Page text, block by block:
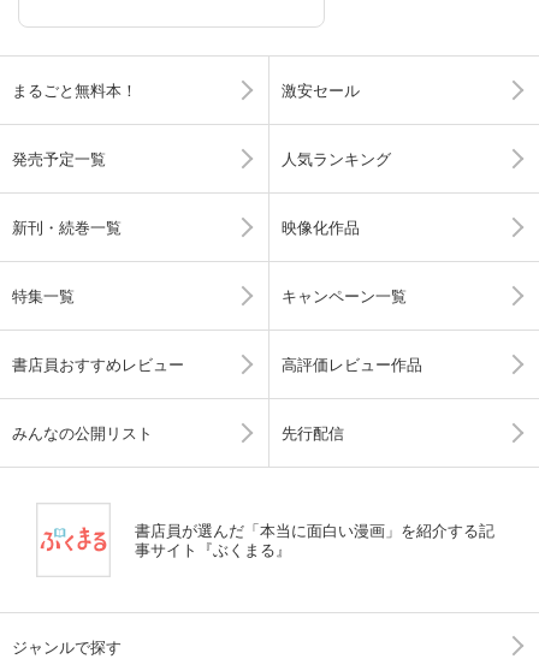
まるごと無料本！ 激安セール
発売予定一覧 人気ランキング
新刊・続巻一覧 映像化作品
特集一覧 キャンペーン一覧
書店員おすすめレビュー 高評価レビュー作品
みんなの公開リスト 先行配信
書店員が選んだ「本当に面白い漫画」を紹介する記
事サイト『ぶくまる』
ジャンルで探す